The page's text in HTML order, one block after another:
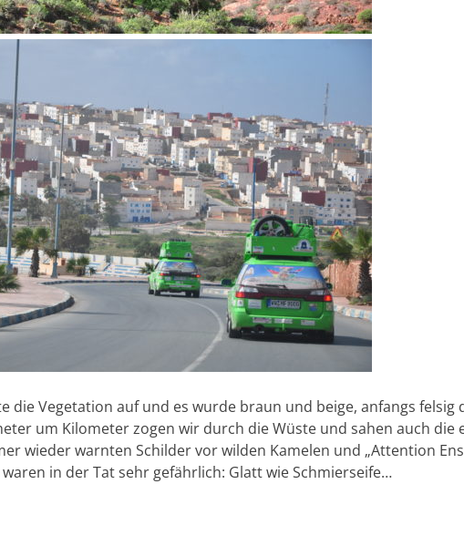
die Vegetation auf und es wurde braun und beige, anfangs felsig
um Kilometer zogen wir durch die Wüste und sahen auch die
wieder warnten Schilder vor wilden Kamelen und „Attention
in der Tat sehr gefährlich: Glatt wie Schmierseife…